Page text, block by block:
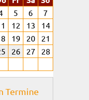
5 6
7
12 13
14
19 20
21
26 27
28
Termine